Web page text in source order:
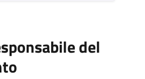
del